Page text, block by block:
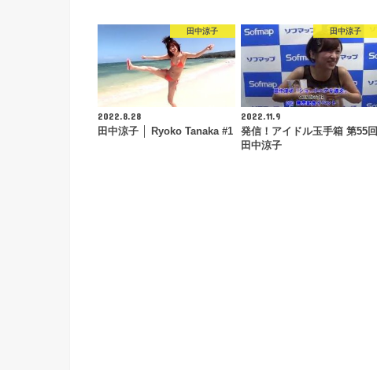
田中涼子
2022.8.28
田中涼子 │ Ryoko Tanaka #1
田中涼子
2022.11.9
発信！アイドル玉手箱 第55回
田中涼子